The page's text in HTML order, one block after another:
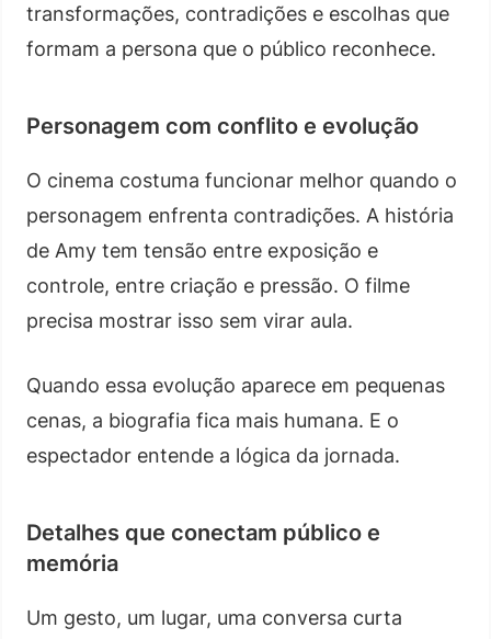
transformações, contradições e escolhas que
formam a persona que o público reconhece.
Personagem com conflito e evolução
O cinema costuma funcionar melhor quando o
personagem enfrenta contradições. A história
de Amy tem tensão entre exposição e
controle, entre criação e pressão. O filme
precisa mostrar isso sem virar aula.
Quando essa evolução aparece em pequenas
cenas, a biografia fica mais humana. E o
espectador entende a lógica da jornada.
Detalhes que conectam público e
memória
Um gesto, um lugar, uma conversa curta